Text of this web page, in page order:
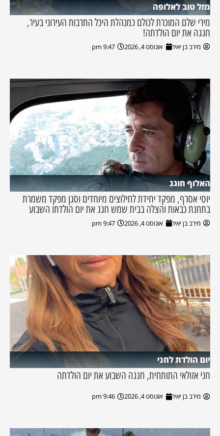
מזל טוב לאלופה
מירי שלם המוכרת לכולם כמנהלת היכל התרבות העירוני בעיר,
חגגה את יום הולדתה!
מירב בן יאיר אוגוסט 4, 2026 9:47 pm
האלוף חוגג
יוסי אסרף, מפקד יחידת לחילוצים מיוחדים וסגן מפקד משמרת
בתחנת כבאות והצלה בבית שמש חגג את יום הולדתו השבוע
מירב בן יאיר אוגוסט 4, 2026 9:47 pm
יום הולדת לחני
חני אזולאי התותחית, חגגה השבוע את יום הולדתה
מירב בן יאיר אוגוסט 4, 2026 9:46 pm